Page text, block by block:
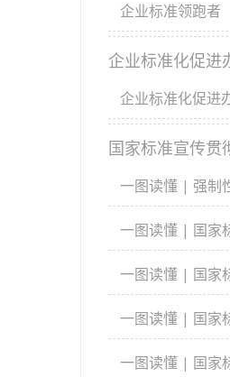
企业标准领跑者
企业标准化促进
企业标准化促进
国家标准宣传贯
一图读懂 | 强制
一图读懂 | 国家
一图读懂 | 国家
一图读懂 | 国家
一图读懂 | 国家